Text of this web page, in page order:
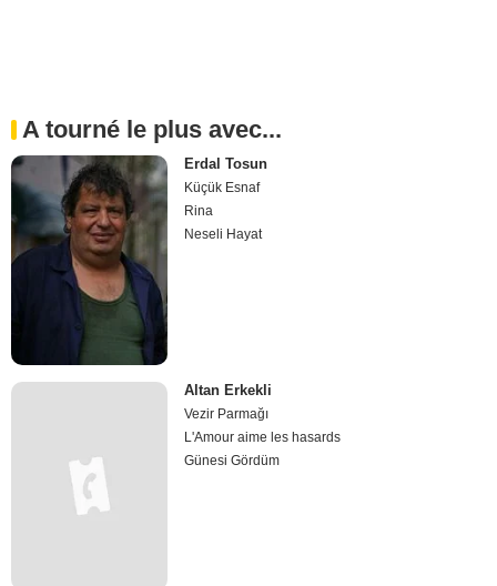
A tourné le plus avec...
Erdal Tosun
Küçük Esnaf
Rina
Neseli Hayat
Altan Erkekli
Vezir Parmağı
L'Amour aime les hasards
Günesi Gördüm